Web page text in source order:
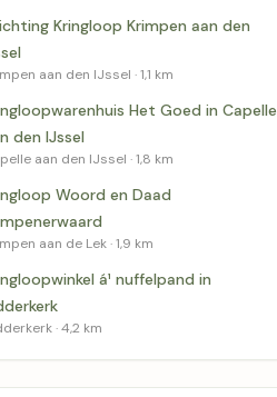
Kringloop Krimpen aan den
aan den IJssel · 1,1 km
Het Goed in Capelle
den IJssel
aan den IJssel · 1,8 km
Woord en Daad
aan de Lek · 1,9 km
á¹ nuffelpand in
· 4,2 km